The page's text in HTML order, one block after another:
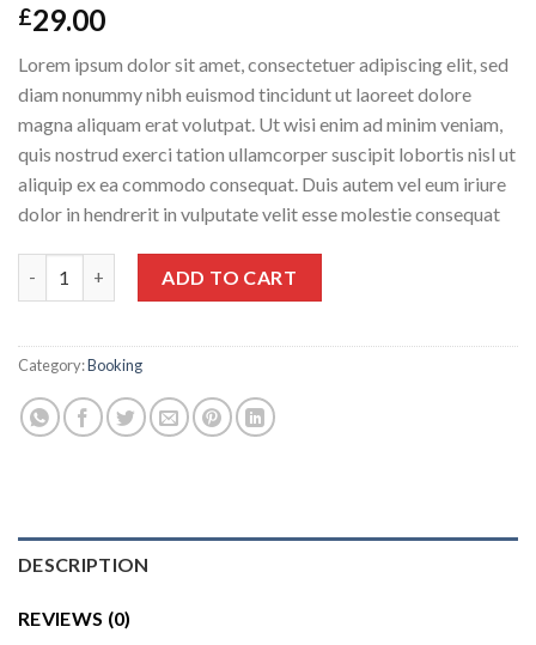
£29.00
Lorem ipsum dolor sit amet, consectetuer adipiscing elit, sed
diam nonummy nibh euismod tincidunt ut laoreet dolore
magna aliquam erat volutpat. Ut wisi enim ad minim veniam,
quis nostrud exerci tation ullamcorper suscipit lobortis nisl ut
aliquip ex ea commodo consequat. Duis autem vel eum iriure
dolor in hendrerit in vulputate velit esse molestie consequat
ADD TO CART
Category:Booking
DESCRIPTION
REVIEWS (0)